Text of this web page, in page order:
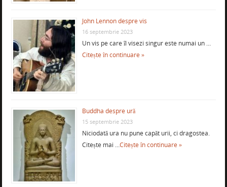
John Lennon despre vis
16 septembrie 2023
Un vis pe care îl visezi singur este numai un …
Citește în continuare »
Buddha despre ură
15 septembrie 2023
Niciodată ura nu pune capăt urii, ci dragostea.
Citește mai …Citește în continuare »